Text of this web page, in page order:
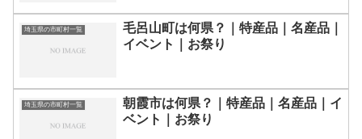
埼玉県の市町村一覧
毛呂山町は何県？｜特産品｜名産品｜
イベント｜お祭り
埼玉県の市町村一覧
朝霞市は何県？｜特産品｜名産品｜イ
ベント｜お祭り